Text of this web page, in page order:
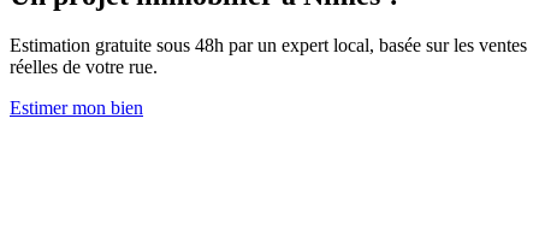
Estimation gratuite sous 48h par un expert local, basée sur les ventes
réelles de votre rue.
Estimer mon bien